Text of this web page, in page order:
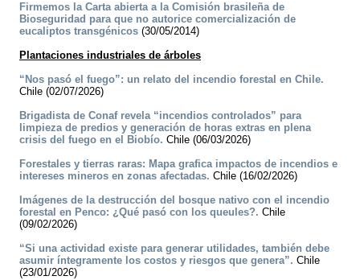
Firmemos la Carta abierta a la Comisión brasileña de
Bioseguridad para que no autorice comercialización de
eucaliptos transgénicos (30/05/2014)
Plantaciones industriales de árboles
“Nos pasó el fuego”: un relato del incendio forestal en Chile.
Chile (02/07/2026)
Brigadista de Conaf revela “incendios controlados” para
limpieza de predios y generación de horas extras en plena
crisis del fuego en el Biobío. Chile (06/03/2026)
Forestales y tierras raras: Mapa grafica impactos de incendios e
intereses mineros en zonas afectadas. Chile (16/02/2026)
Imágenes de la destrucción del bosque nativo con el incendio
forestal en Penco: ¿Qué pasó con los queules?. Chile
(09/02/2026)
“Si una actividad existe para generar utilidades, también debe
asumir íntegramente los costos y riesgos que genera”. Chile
(23/01/2026)